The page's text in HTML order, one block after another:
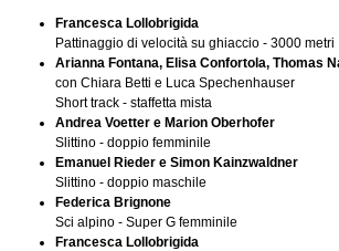
Francesca Lollobrigida
Pattinaggio di velocità su ghiaccio - 3000 metri
Arianna Fontana, Elisa Confortola, Thomas
con Chiara Betti e Luca Spechenhauser
Short track - staffetta mista
Andrea Voetter e Marion Oberhofer
Slittino - doppio femminile
Emanuel Rieder e Simon Kainzwaldner
Slittino - doppio maschile
Federica Brignone
Sci alpino - Super G femminile
Francesca Lollobrigida